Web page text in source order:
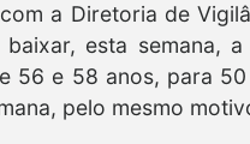
a Diretoria de
baixar, esta semana,
56 e 58 anos, para
pelo mesmo